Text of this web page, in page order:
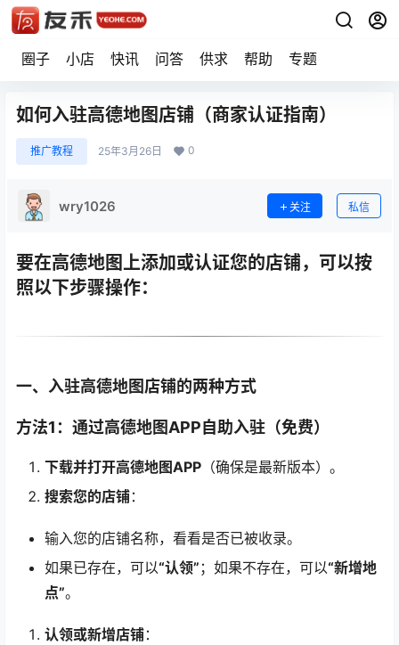
圈子 小店 快讯 问答 供求 帮助 专题
如何入驻高德地图店铺（商家认证指南）
推广教程 25年3月26日 0
wry1026 关注 私信
要在高德地图上添加或认证您的店铺，可以按
照以下步骤操作：
一、入驻高德地图店铺的两种方式
方法1：通过高德地图APP自助入驻（免费）
下载并打开高德地图APP （确保是最新版本）。
搜索您的店铺：
输入您的店铺名称，看看是否已被收录。
如果已存在，可以“认领” ；如果不存在，可以“新增地
点”。
认领或新增店铺：